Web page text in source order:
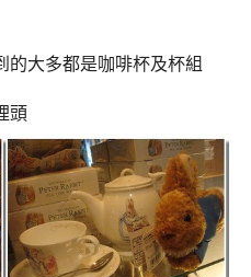
的大多都是咖啡杯及杯組
頭